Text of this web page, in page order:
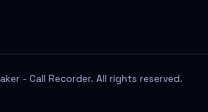
- Call Recorder. All rights reserved.